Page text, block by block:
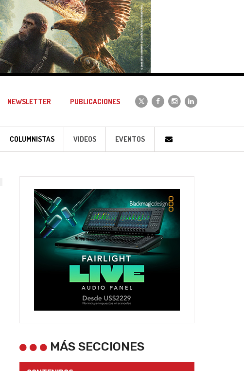
NEWSLETTER PUBLICACIONES
COLUMNISTAS VIDEOS EVENTOS
MÁS SECCIONES